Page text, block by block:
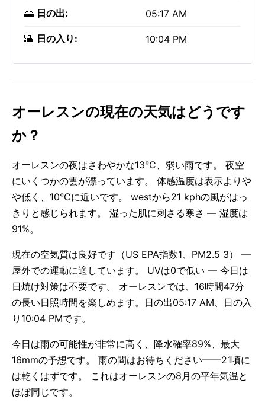
🌅 日の出: 05:17 AM
🌇 日の入り: 10:04 PM
オーレスンの現在の天気はどうです
か？
オーレスンの夜はさわやかな13°C、弱い雨です。 夜空
にいくつかの雲が漂っています。 体感温度は表示よりや
や低く、10°Cに近いです。 westから21 kphの風がはっ
きりと感じられます。 湿った肌に刺さる寒さ — 湿度は
91%。
現在の空気質は良好です（US EPA指数1、PM2.5 3） —
屋外での運動に適しています。 UVは0で低い — 今日は
日焼け対策は不要です。 オーレスンでは、16時間47分
の長い日照時間を楽しめます。日の出05:17 AM、日の入
り10:04 PMです。
今日は雨の可能性が非常に高く、降水確率89%、最大
16mmの予想です。 雨の間はお待ちください——21頃に
は乾くはずです。 これはオーレスンの8月の平年気温と
ほぼ同じです。